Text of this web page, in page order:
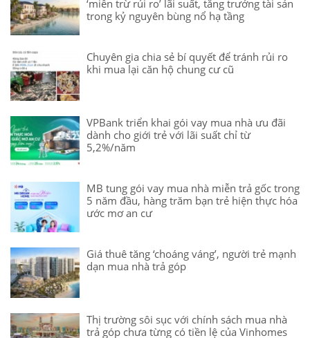
‘miễn trừ rủi ro’ lãi suất, tăng trưởng tài sản
trong kỷ nguyên bùng nổ hạ tầng
Chuyên gia chia sẻ bí quyết để tránh rủi ro
khi mua lại căn hộ chung cư cũ
VPBank triển khai gói vay mua nhà ưu đãi
dành cho giới trẻ với lãi suất chỉ từ
5,2%/năm
MB tung gói vay mua nhà miễn trả gốc trong
5 năm đầu, hàng trăm bạn trẻ hiện thực hóa
ước mơ an cư
Giá thuê tăng ‘choáng váng’, người trẻ mạnh
dạn mua nhà trả góp
Thị trường sôi sục với chính sách mua nhà
trả góp chưa từng có tiền lệ của Vinhomes